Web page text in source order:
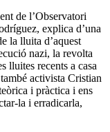
de l’Observatori
explica d’una
la lluita d’aquest
nazi, la revolta
lluites recents a casa
activista Cristian
i pràctica i ens
la i erradicarla,